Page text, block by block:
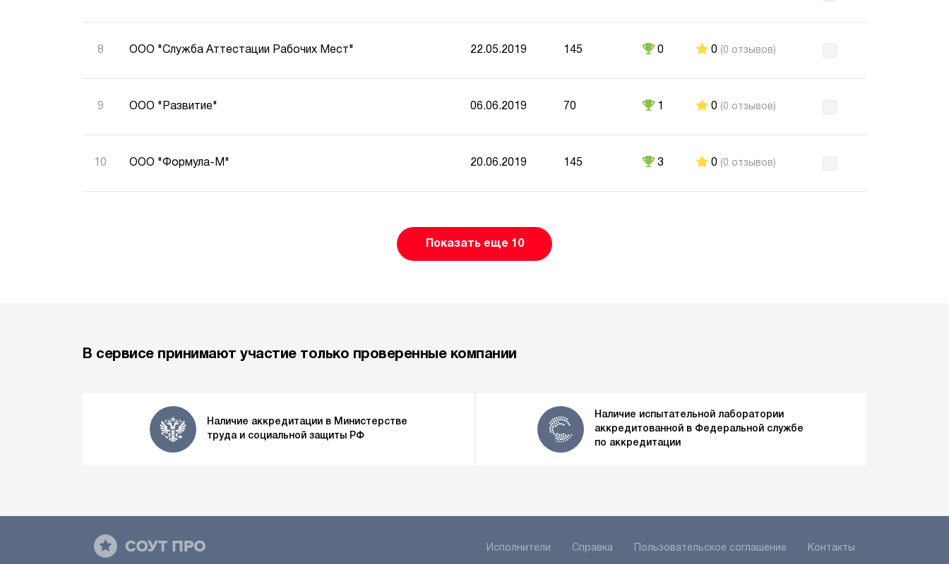
ООО "Служба Аттестации Рабочих Мест" 22.05.2019 145 0 0 (0 отзывов)
ООО "Развитие" 06.06.2019 70 1 0 (0 отзывов)
ООО "Формула-М" 20.06.2019 145 3 0 (0 отзывов)
Показать еще 10
В сервисе принимают участие только проверенные компании
Наличие аккредитации в Министерстве
труда и социальной защиты РФ
Наличие испытательной лаборатории
аккредитованной в Федеральной службе
по аккредитации
Исполнители Справка Пользовательское соглашение Контакты